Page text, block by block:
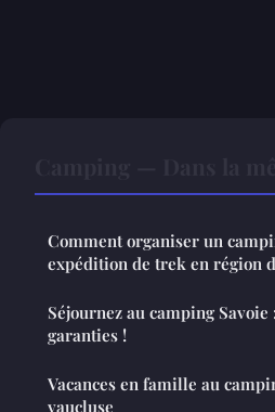
Comment organiser un
expédition de trek en région
Séjournez au camping
garanties !
Vacances en famille au
vaucluse